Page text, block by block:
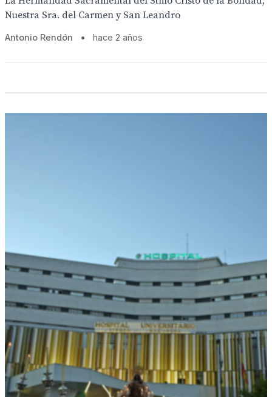
Nuestra Sra. del Carmen y San Leandro
Antonio Rendón • hace 2 años